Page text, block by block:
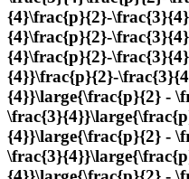
{4}\frac{p}{2}-
{4}\frac{p}{2}-
{4}\frac{p}{2}-
{4}}\frac{p}{2}-
{4}}\large{\frac{p}{2} -
{4}}\large{\frac{p}{2} -